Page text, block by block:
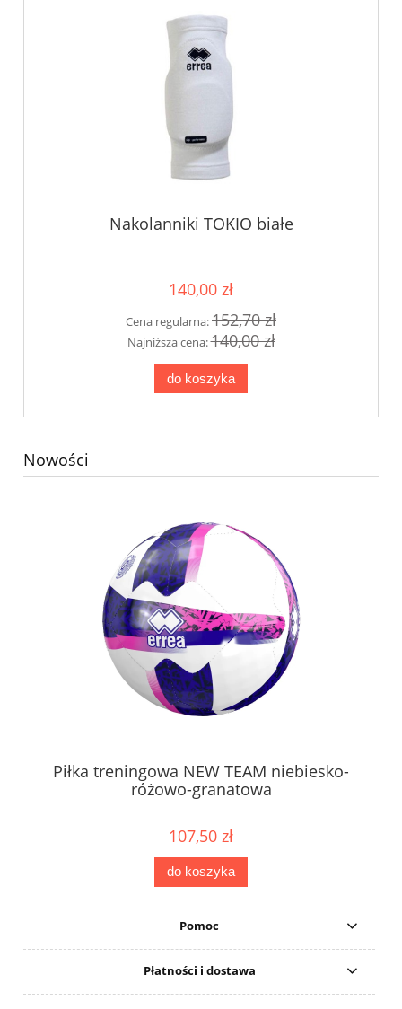
Nakolanniki TOKIO białe
140,00 zł
Cena regularna:152,70 zł
Najniższa cena:140,00 zł
do koszyka
Nowości
Piłka treningowa NEW TEAM niebiesko-
różowo-granatowa
107,50 zł
do koszyka
Pomoc
Płatności i dostawa